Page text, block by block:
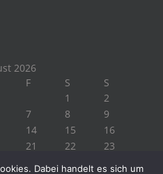
2026
F S
S
1
2
7 8
9
14 15
16
21 22
23
Dabei handelt es sich um